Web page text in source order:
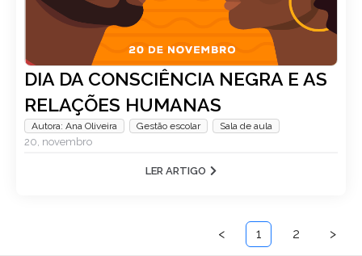
DIA DA CONSCIÊNCIA NEGRA E AS
RELAÇÕES HUMANAS
Autora: Ana Oliveira Gestão escolar Sala de aula
20, novembro
LER ARTIGO
< 1 2 >